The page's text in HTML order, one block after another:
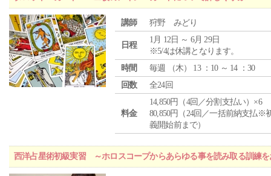
講師 狩野 みどり
日程
1月 12日 ～ 6月 29日
※5/4は休講となります。
時間
毎週 （木） 13 ：10 ～ 14 ：30
回数
全24回
料金
14,850円（4回／分割支払い）×6
80,850円（24回／一括前納支払※
義開始前まで）
西洋占星術初級実習 ～ホロスコープからあらゆる事を読み取る訓練を